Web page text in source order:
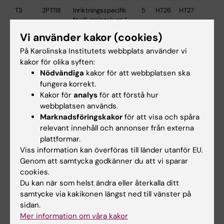
T3 2PT118
Inriktningsspecifik
fördjupningskurs 1 -
beteendeterapi
5 HT26 HT27
T3 och
2PT119
Psykoterapeutiska
teorier och metoder
2
-VT27
T3 och
2PT123
Psykoterapeutisk
klinik 2
11
HT26
2PT140
Vetenskapsteori,
forsknings- och
utvärderingsmetoder
i psykoterapi 3 -
inriktning kognitiv
2 VT27 VT28
T5 2PT137
Inriktningsspecifik
kognitiv
2,5 HT27 HT28
Vi använder kakor (cookies)
På Karolinska Institutets webbplats använder vi
kakor för olika syften:
Nödvändiga kakor för att webbplatsen ska
fungera korrekt.
Kakor för analys för att förstå hur
webbplatsen används.
Marknadsföringskakor för att visa och spåra
relevant innehåll och annonser från externa
plattformar.
Viss information kan överföras till länder utanför EU.
Genom att samtycka godkänner du att vi sparar
cookies.
Du kan när som helst ändra eller återkalla ditt
samtycke via kakikonen längst ned till vänster på
sidan.
Mer information om våra kakor